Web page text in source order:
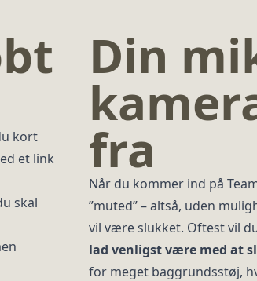
kort
et link
skal
Din
fra
Når du kommer ind på
”muted” – altså, uden
vil være slukket. Oftest vil
lad venligst være med at
for meget baggrundsstøj,